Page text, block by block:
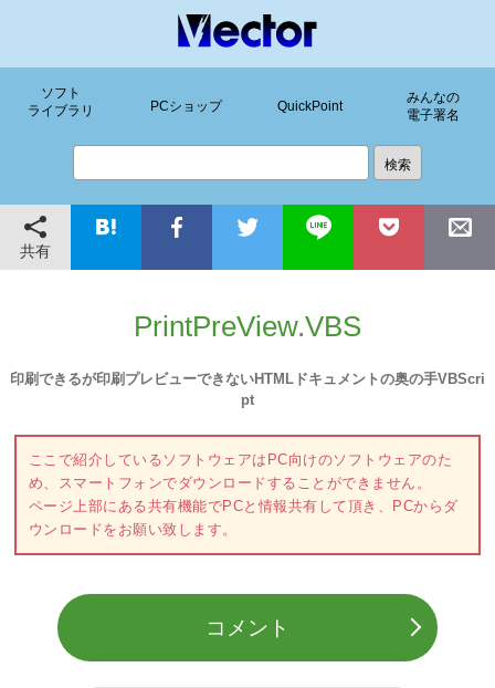
ソフト
ライブラリ
PCショップ QuickPoint
みんなの
電子署名
共有
PrintPreView.VBS
印刷できるが印刷プレビューできないHTMLドキュメントの奥の手VBScri
pt
ここで紹介しているソフトウェアはPC向けのソフトウェアのた
め、スマートフォンでダウンロードすることができません。
ページ上部にある共有機能でPCと情報共有して頂き、PCからダ
ウンロードをお願い致します。
コメント